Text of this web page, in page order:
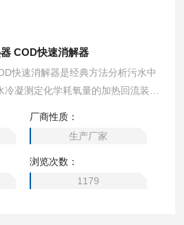
COD快速消解器
快速消解器是经典方法分析污水中
冷凝测定化学耗氧量的加热回流装
产品。
厂商性质：
生产厂家
浏览次数：
1179